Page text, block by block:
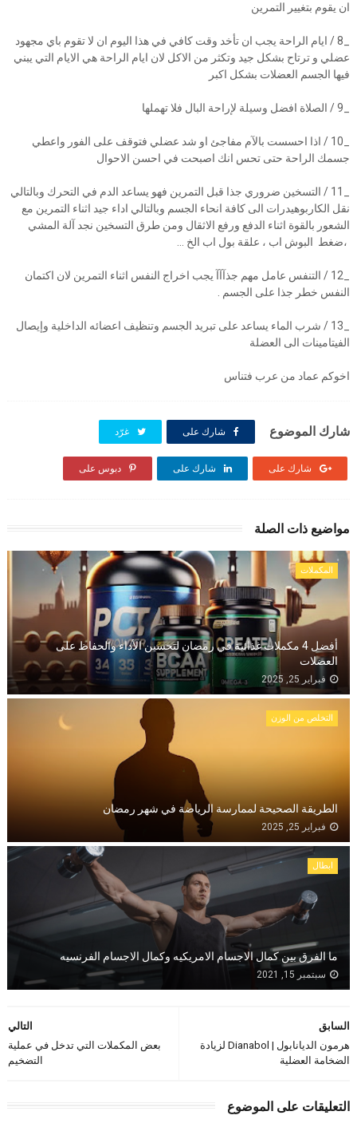
ان يقوم بتغيير التمرين
_8 / ايام الراحة يجب ان تأخد وقت كافي في هذا اليوم ان لا تقوم باي مجهود
عضلي و ترتاح بشكل جيد وتكثر من الاكل لان ايام الراحة هي الايام التي يبني
فيها الجسم العضلات بشكل اكبر
_10 / اذا احسست بالآم مفاجئ او شد عضلي فتوقف على الفور واعطي
جسمك الراحة حتى تحس انك اصبحت في احسن الاحوال
_11 / التسخين ضروري جذا قبل التمرين فهو يساعد الدم في التحرك وبالتالي
نقل الكاربوهيدرات الى كافة انحاء الجسم وبالتالي اداء جيد اثناء التمرين مع
الشعور بالقوة اثناء الدفع ورفع الاثقال ومن طرق التسخين نجد آلة المشي
،ضغط البوش اب ، علقة بول اب الخ ...
_12 / التنفس عامل مهم جذآآآ يجب اخراج النفس اثناء التمرين لان اكتمان
النفس خطر جذا على الجسم .
_13 / شرب الماء يساعد على تبريد الجسم وتنظيف اعضائه الداخلية وإيصال
الفيتامينات الى العضلة
اخوكم عماد من عرب فتناس
شارك الموضوع شارك على غرّد
شارك على شارك على دبوس على
مواضيع ذات الصلة
المكملات
أفضل 4 مكملات غذائية في رمضان لتحسين الأداء والحفاظ على
العضلات
فبراير 25, 2025
التخلص من الوزن
الطريقة الصحيحة لممارسة الرياضة في شهر رمضان
فبراير 25, 2025
ابطال
ما الفرق بين كمال الاجسام الامريكيه وكمال الاجسام الفرنسيه
سبتمبر 15, 2021
التالي
بعض المكملات التي تدخل في عملية
التضخيم
السابق
هرمون الديانابول | Dianabol لزيادة
الضخامة العضلية
التعليقات على الموضوع